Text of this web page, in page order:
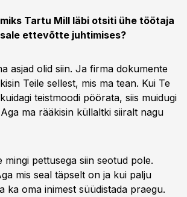
Tartu Mill läbi otsiti ühe töötaja
ettevõtte juhtimises?
asjad olid siin. Ja firma dokumente
Teile sellest, mis ma tean. Kui Te
teistmoodi pöörata, siis muidugi
ma rääkisin küllaltki siiralt nagu
mingi pettusega siin seotud pole.
mis seal täpselt on ja kui palju
ka oma inimest süüdistada praegu.